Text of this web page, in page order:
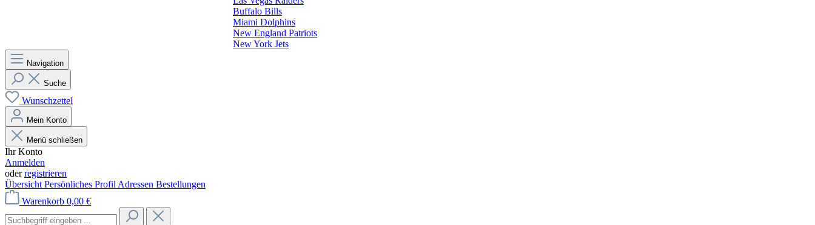
Buffalo Bills
Miami Dolphins
New England Patriots
New York Jets
Navigation
Suche
Wunschzettel
Mein Konto
Menü schließen
Ihr Konto
Anmelden
oderregistrieren
Übersicht Persönliches Profil Adressen Bestellungen
Warenkorb 0,00 €